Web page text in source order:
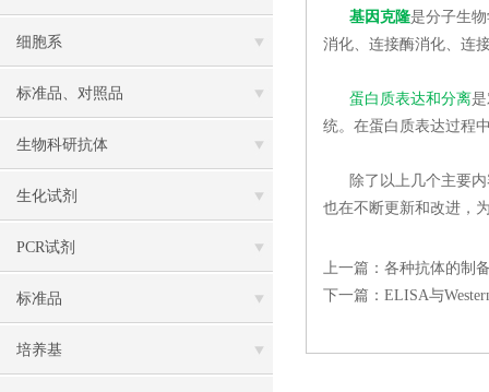
细胞系
标准品、对照品
生物科研抗体
生化试剂
PCR试剂
标准品
培养基
基因克隆是分子生
消化、连接酶消化、连
蛋白质表达和分离
统。在蛋白质表达过程
除了以上几个主要内
也在不断更新和改进，
上一篇： 各种抗体的制
下一篇： ELISA与